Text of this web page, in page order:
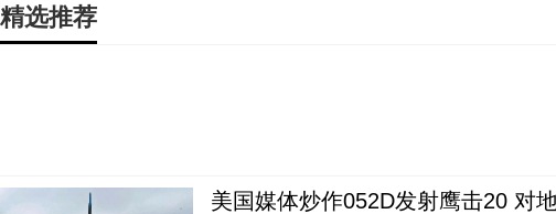
精选推荐
美国媒体炒作052D发射鹰击20 对